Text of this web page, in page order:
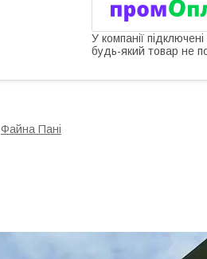
У компанії
будь-який товар не
Файна Пані